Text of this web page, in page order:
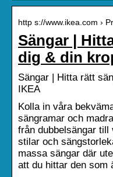
http s://www.ikea.com ›
Sängar |
dig & din
Sängar | Hitta rätt
IKEA
Kolla in våra
sängramar och
från dubbelsängar till
stilar och
massa sängar där
att du hittar den som